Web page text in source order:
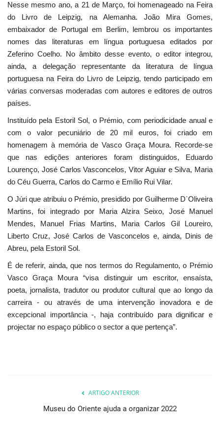
Nesse mesmo ano, a 21 de Março, foi homenageado na Feira
do Livro de Leipzig, na Alemanha. João Mira Gomes,
embaixador de Portugal em Berlim, lembrou os importantes
nomes das literaturas em língua portuguesa editados por
Zeferino Coelho. No âmbito desse evento, o editor integrou,
ainda, a delegação representante da literatura de língua
portuguesa na Feira do Livro de Leipzig, tendo participado em
várias conversas moderadas com autores e editores de outros
países.
Instituído pela Estoril Sol, o Prémio, com periodicidade anual e
com o valor pecuniário de 20 mil euros, foi criado em
homenagem à memória de Vasco Graça Moura. Recorde-se
que nas edições anteriores foram distinguidos, Eduardo
Lourenço, José Carlos Vasconcelos, Vitor Aguiar e Silva, Maria
do Céu Guerra, Carlos do Carmo e Emílio Rui Vilar.
O Júri que atribuiu o Prémio, presidido por Guilherme D`Oliveira
Martins, foi integrado por Maria Alzira Seixo, José Manuel
Mendes, Manuel Frias Martins, Maria Carlos Gil Loureiro,
Liberto Cruz, José Carlos de Vasconcelos e, ainda, Dinis de
Abreu, pela Estoril Sol.
É de referir, ainda, que nos termos do Regulamento, o Prémio
Vasco Graça Moura “visa distinguir um escritor, ensaísta,
poeta, jornalista, tradutor ou produtor cultural que ao longo da
carreira - ou através de uma intervenção inovadora e de
excepcional importância -, haja contribuído para dignificar e
projectar no espaço público o sector a que pertença”.
ARTIGO ANTERIOR
Museu do Oriente ajuda a organizar 2022